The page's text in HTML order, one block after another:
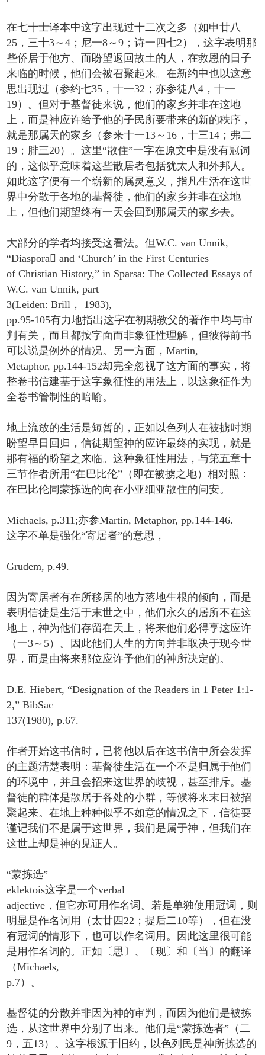
在七十士译本中这字出现过十二次之多（如申廿八
25，三十3～4；尼一8～9；诗一四七2），这字表明那
些侨居于他方、而盼望返回故土的人，在救恩的日子
来临的时候，他们会被召聚起来。在新约中也以这意
思出现过（参约七35，十一32；亦参徒八4，十一
19）。但对于基督徒来说，他们的家乡并非在这地
上，而是神应许给予他的子民所要带来的新的秩序，
就是那属天的家乡（参来十一13～16，十三14；弗二
19；腓三20）。这里“散住”一字在原文中是没有冠词
的，这似乎意味着这些散居者包括犹太人和外邦人。
如此这字便有一个崭新的属灵意义，指凡生活在这世
界中分散于各地的基督徒，他们的家乡并非在这地
上，但他们期望终有一天会回到那属天的家乡去。
大部分的学者均接受这看法。但W.C. van Unnik,
“Diaspora and ‘Church’ in the First Centuries
of Christian History,” in Sparsa: The Collected Essays of
W.C. van Unnik, part
3(Leiden: Brill， 1983),
pp.95-105有力地指出这字在初期教父的著作中均与审
判有关，而且都按字面而非象征性理解，但彼得前书
可以说是例外的情况。另一方面，Martin,
Metaphor, pp.144-152却完全忽视了这方面的事实，将
整卷书信建基于这字象征性的用法上，以这象征作为
全卷书管制性的暗喻。
地上流放的生活是短暂的，正如以色列人在被掳时期
盼望早日回归，信徒期望神的应许最终的实现，就是
那有福的盼望之来临。这种象征性用法，与第五章十
三节作者所用“在巴比伦”（即在被掳之地）相对照：
在巴比伦同蒙拣选的向在小亚细亚散住的问安。
Michaels, p.311;亦参Martin, Metaphor, pp.144-146.
这字不单是强化“寄居者”的意思，
Grudem, p.49.
因为寄居者有在所移居的地方落地生根的倾向，而是
表明信徒是生活于末世之中，他们永久的居所不在这
地上，神为他们存留在天上，将来他们必得享这应许
（一3～5）。因此他们人生的方向并非取决于现今世
界，而是由将来那位应许予他们的神所决定的。
D.E. Hiebert, “Designation of the Readers in 1 Peter 1:1-
2,” BibSac
137(1980), p.67.
作者开始这书信时，已将他以后在这书信中所会发挥
的主题清楚表明：基督徒生活在一个不是归属于他们
的环境中，并且会招来这世界的歧视，甚至排斥。基
督徒的群体是散居于各处的小群，等候将来末日被招
聚起来。在地上种种似乎不如意的情况之下，信徒要
谨记我们不是属于这世界，我们是属于神，但我们在
这世上却是神的见证人。
“蒙拣选”
eklektois这字是一个verbal
adjective，但它亦可用作名词。若是单独使用冠词，则
明显是作名词用（太廿四22；提后二10等），但在没
有冠词的情形下，也可以作名词用。因此这里很可能
是用作名词的。正如〔思〕、〔现〕和〔当〕的翻译
（Michaels,
p.7）。
基督徒的分散并非因为神的审判，而因为他们是被拣
选，从这世界中分别了出来。他们是“蒙拣选者”（二
9，五13）。这字根源于旧约，以色列民是神所拣选的